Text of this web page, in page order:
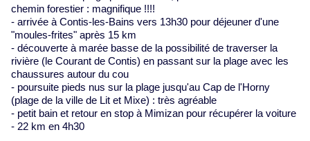
chemin forestier : magnifique !!!!
- arrivée à Contis-les-Bains vers 13h30 pour déjeuner d'une
"moules-frites" après 15 km
- découverte à marée basse de la possibilité de traverser la
rivière (le Courant de Contis) en passant sur la plage avec les
chaussures autour du cou
- poursuite pieds nus sur la plage jusqu'au Cap de l'Horny
(plage de la ville de Lit et Mixe) : très agréable
- petit bain et retour en stop à Mimizan pour récupérer la voiture
- 22 km en 4h30